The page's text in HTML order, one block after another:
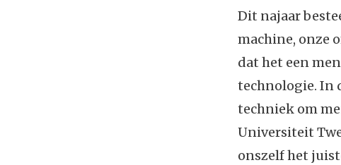
Dit najaar
machine, onze
dat het een
technologie. In
techniek om
Universiteit
onszelf het